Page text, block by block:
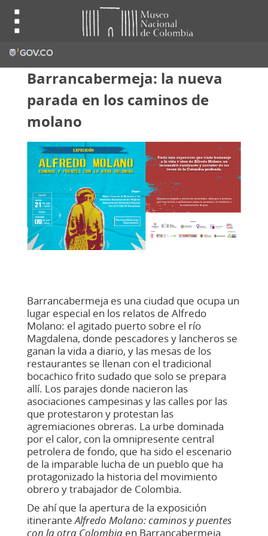
Barrancabermeja: la nueva
parada en los caminos de
molano
Barrancabermeja es una ciudad que ocupa un
lugar especial en los relatos de Alfredo
Molano: el agitado puerto sobre el río
Magdalena, donde pescadores y lancheros se
ganan la vida a diario, y las mesas de los
restaurantes se llenan con el tradicional
bocachico frito sudado que solo se prepara
allí. Los parajes donde nacieron las
asociaciones campesinas y las calles por las
que protestaron y protestan las
agremiaciones obreras. La urbe dominada
por el calor, con la omnipresente central
petrolera de fondo, que ha sido el escenario
de la imparable lucha de un pueblo que ha
protagonizado la historia del movimiento
obrero y trabajador de Colombia.
De ahí que la apertura de la exposición
itineranteAlfredo Molano: caminos y puentes
con la otra Colombia en Barrancabermeja